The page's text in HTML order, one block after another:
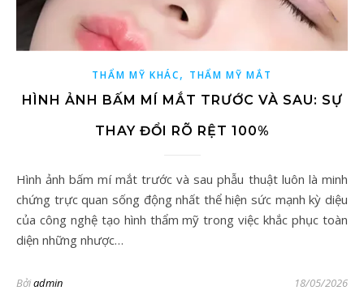
THẨM MỸ KHÁC, THẨM MỸ MẮT
HÌNH ẢNH BẤM MÍ MẮT TRƯỚC VÀ SAU: SỰ
THAY ĐỔI RÕ RỆT 100%
Hình ảnh bấm mí mắt trước và sau phẫu thuật luôn là minh
chứng trực quan sống động nhất thể hiện sức mạnh kỳ diệu
của công nghệ tạo hình thẩm mỹ trong việc khắc phục toàn
diện những nhược…
Bởiadmin 18/05/2026